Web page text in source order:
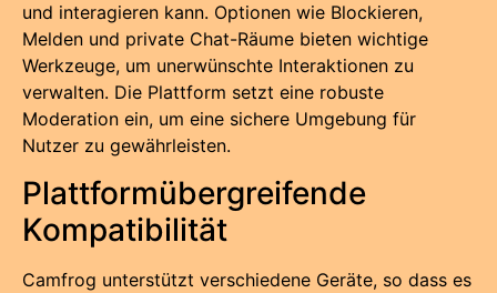
und interagieren kann. Optionen wie Blockieren,
Melden und private Chat-Räume bieten wichtige
Werkzeuge, um unerwünschte Interaktionen zu
verwalten. Die Plattform setzt eine robuste
Moderation ein, um eine sichere Umgebung für
Nutzer zu gewährleisten.
Plattformübergreifende
Kompatibilität
Camfrog unterstützt verschiedene Geräte, so dass es